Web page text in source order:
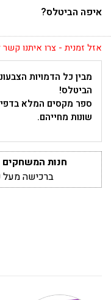
איפה הביטלס?
אזל זמנית - צרו איתנו
מבין כל הדמויות
הביטלס!
ספר מקסים המלא בדפי
שונות מחייהם.
חנות המשחקים
ברכישה מעל 250₪ שליח עד הבית חינם